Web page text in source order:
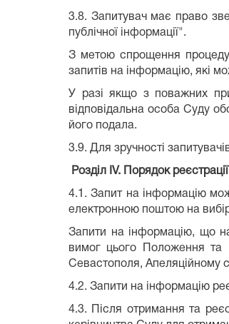
3.8. Запитувач має право
публічної інформації".
З метою спрощення
запитів на інформацію, які
У разі якщо з поважних
відповідальна особа Суду
його подала.
3.9. Для зручності
Розділ ІV. Порядок
4.1. Запит на інформацію
електронною поштою на
Запити на інформацію, що
вимог цього Положення та
Севастополя, Апеляційному
4.2. Запити на інформацію
4.3. Після отримання та